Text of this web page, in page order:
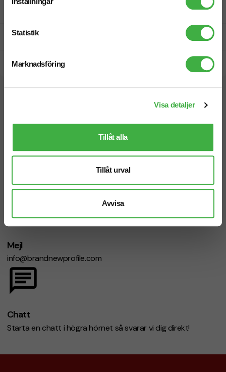
Statistik
Marknadsföring
Visa detaljer
Tillåt alla
Tillåt urval
Avvisa
Prisgaranti
Snabb leverans
Telefon: 019-760 65 00
Mån-fre 08.30 - 17.00
Mejl
info@brandnewprofile.com
Chatt
Starta en chatt i högra hörnet så svarar vi dig direkt!